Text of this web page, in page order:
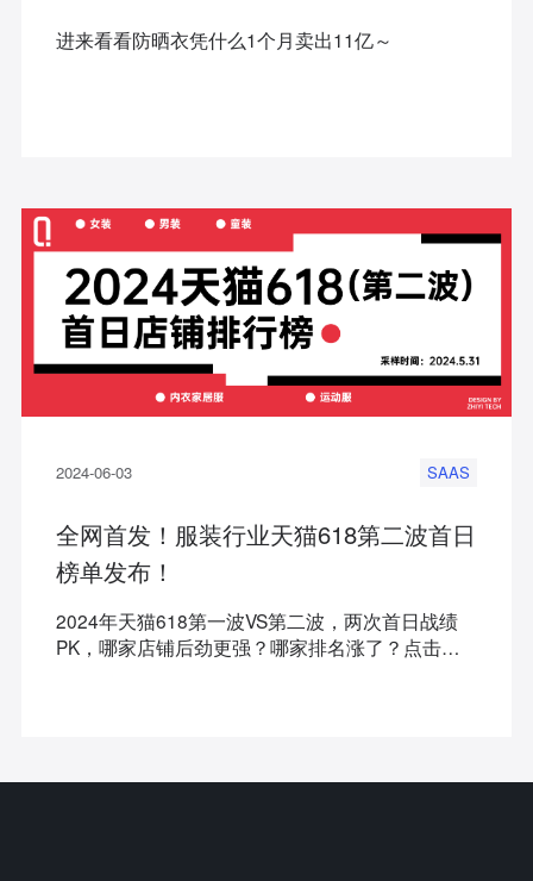
进来看看防晒衣凭什么1个月卖出11亿～
2024-06-03 SAAS
全网首发！服装行业天猫618第二波首日
榜单发布！
2024年天猫618第一波VS第二波，两次首日战绩
PK，哪家店铺后劲更强？哪家排名涨了？点击👇🏻